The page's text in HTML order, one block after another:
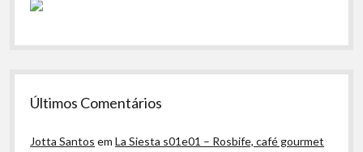
Últimos Comentários
Jotta Santos emLa Siesta s01e01 – Rosbife, café gourmet